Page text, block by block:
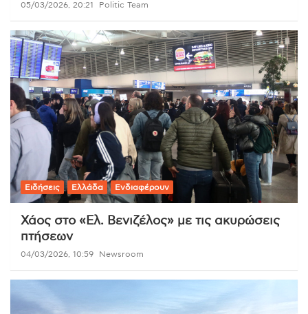
05/03/2026, 20:21 Politic Team
Ειδήσεις Ελλάδα Ενδιαφέρουν
Χάος στο «Ελ. Βενιζέλος» με τις ακυρώσεις
πτήσεων
04/03/2026, 10:59 Newsroom